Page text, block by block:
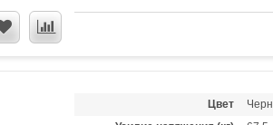
Цвет